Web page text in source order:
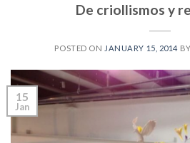
De criollismos y
POSTED ON JANUARY 15, 2014 BY
15
Jan